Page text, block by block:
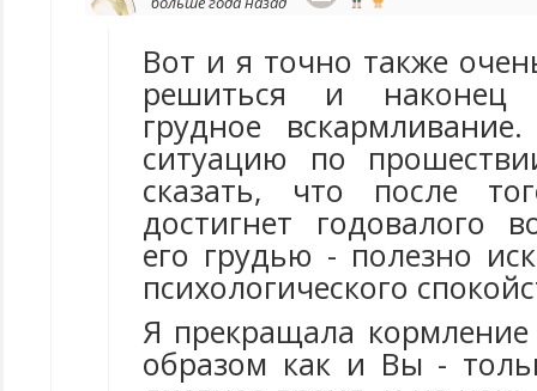
Вот и я точно также
решиться и наконец
грудное
ситуацию по
сказать, что после
достигнет годовалого
его грудью - полезно
психологического
Я прекращала
образом как и Вы -